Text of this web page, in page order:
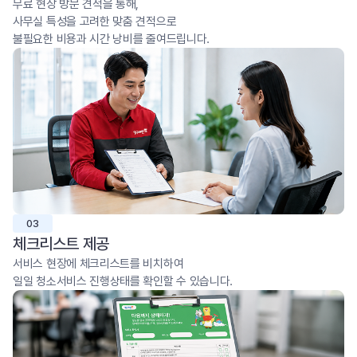
무료 현장 방문 견적을 통해,
사무실 특성을 고려한 맞춤 견적으로
불필요한 비용과 시간 낭비를 줄여드립니다.
03
체크리스트 제공
서비스 현장에 체크리스트를 비치하여
일일 청소서비스 진행상태를 확인할 수 있습니다.